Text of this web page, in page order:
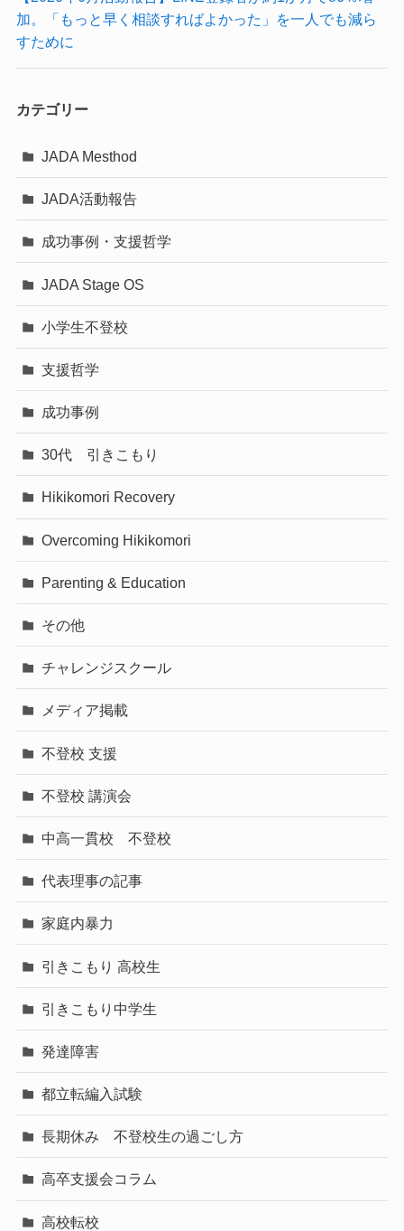
加。「もっと早く相談すればよかった」を一人でも減ら
すために
カテゴリー
JADA Mesthod
JADA活動報告
成功事例・支援哲学
JADA Stage OS
小学生不登校
支援哲学
成功事例
30代 引きこもり
Hikikomori Recovery
Overcoming Hikikomori
Parenting & Education
その他
チャレンジスクール
メディア掲載
不登校 支援
不登校 講演会
中高一貫校 不登校
代表理事の記事
家庭内暴力
引きこもり 高校生
引きこもり中学生
発達障害
都立転編入試験
長期休み 不登校生の過ごし方
高卒支援会コラム
高校転校